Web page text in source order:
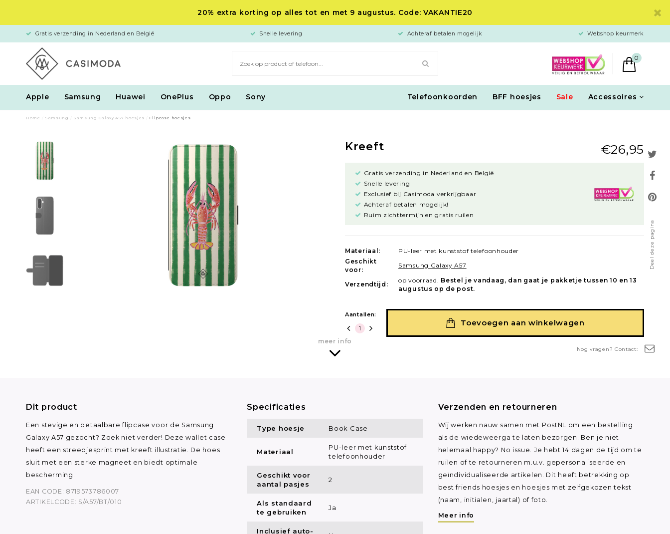
20% extra korting op alles tot en met 9 augustus. Code: VAKANTIE20
Gratis verzending in Nederland en België Snelle levering Achteraf betalen mogelijk Webshop keurmerk
0
Apple Samsung Huawei OnePlus Oppo Sony Telefoonkoorden BFF hoesjes Sale Accessoires
Deel deze pagina
Nog vragen? Contact:
Home Samsung Samsung Galaxy A57 hoesjes Flipcase hoesjes
Kreeft €26,95
Gratis verzending in Nederland en België
Snelle levering
Exclusief bij Casimoda verkrijgbaar
Achteraf betalen mogelijk!
Ruim zichttermijn en gratis ruilen
Materiaal:
PU-leer met kunststof telefoonhouder
Geschikt
voor:
Samsung Galaxy A57
Verzendtijd:
op voorraad. Bestel je vandaag, dan gaat je pakketje tussen 10 en 13
augustus op de post.
Aantallen:
Toevoegen aan winkelwagen
meer info
Dit product
Een stevige en betaalbare flipcase voor de Samsung
Galaxy A57 gezocht? Zoek niet verder! Deze wallet case
heeft een streepjesprint met kreeft illustratie. De hoes
sluit met een sterke magneet en biedt optimale
bescherming.
EAN CODE: 8719573786007
ARTIKELCODE: S/A57/BT/010
Specificaties
Type hoesje Book Case
Materiaal
PU-leer met kunststof
telefoonhouder
Geschikt voor
aantal pasjes
2
Als standaard
te gebruiken
Ja
Inclusief auto-
Verzenden en retourneren
Wij werken nauw samen met PostNL om een bestelling
als de wiedeweerga te laten bezorgen. Ben je niet
helemaal happy? No issue. Je hebt 14 dagen de tijd om te
ruilen of te retourneren m.u.v. gepersonaliseerde en
geïndividualiseerde artikelen. Dit heeft betrekking op
best friends hoesjes en hoesjes met zelfgekozen tekst
(naam, initialen, jaartal) of foto.
Meer info